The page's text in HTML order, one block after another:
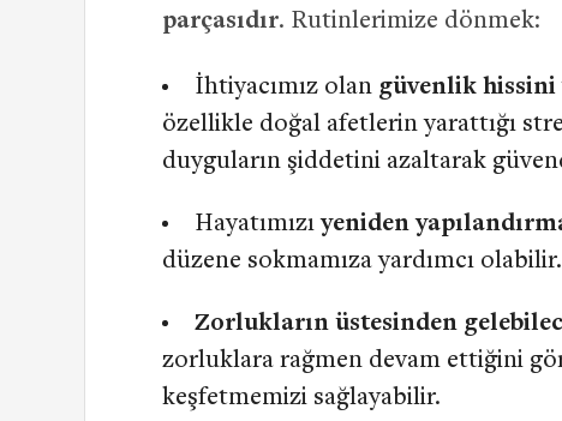
parçasıdır. Rutinlerimize dönmek:
İhtiyacımız olan güvenlik hissini
özellikle doğal afetlerin yarattığı
duyguların şiddetini azaltarak
Hayatımızıyeniden
düzene sokmamıza yardımcı olabilir.
Zorlukların üstesinden
zorluklara rağmen devam ettiğini
keşfetmemizi sağlayabilir.